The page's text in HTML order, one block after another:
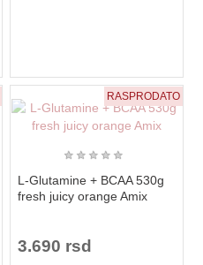
RASPRODATO
★ ★ ★ ★ ★
L-Glutamine + BCAA 530g
fresh juicy orange Amix
3.690 rsd